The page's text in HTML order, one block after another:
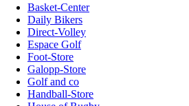
Basket-Center
Daily Bikers
Direct-Volley
Espace Golf
Foot-Store
Galopp-Store
Golf and co
Handball-Store